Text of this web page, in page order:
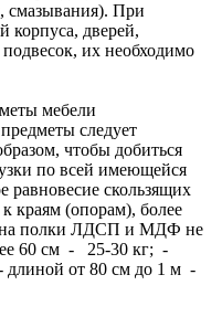
смазывания). При
корпуса, дверей,
их необходимо
мебели
следует
чтобы добиться
по всей имеющейся
равновесие скользящих
краям (опорам), более
на полки ЛДСП и МДФ не
60 см - 25-30 кг; -
длиной от 80 см до 1 м -